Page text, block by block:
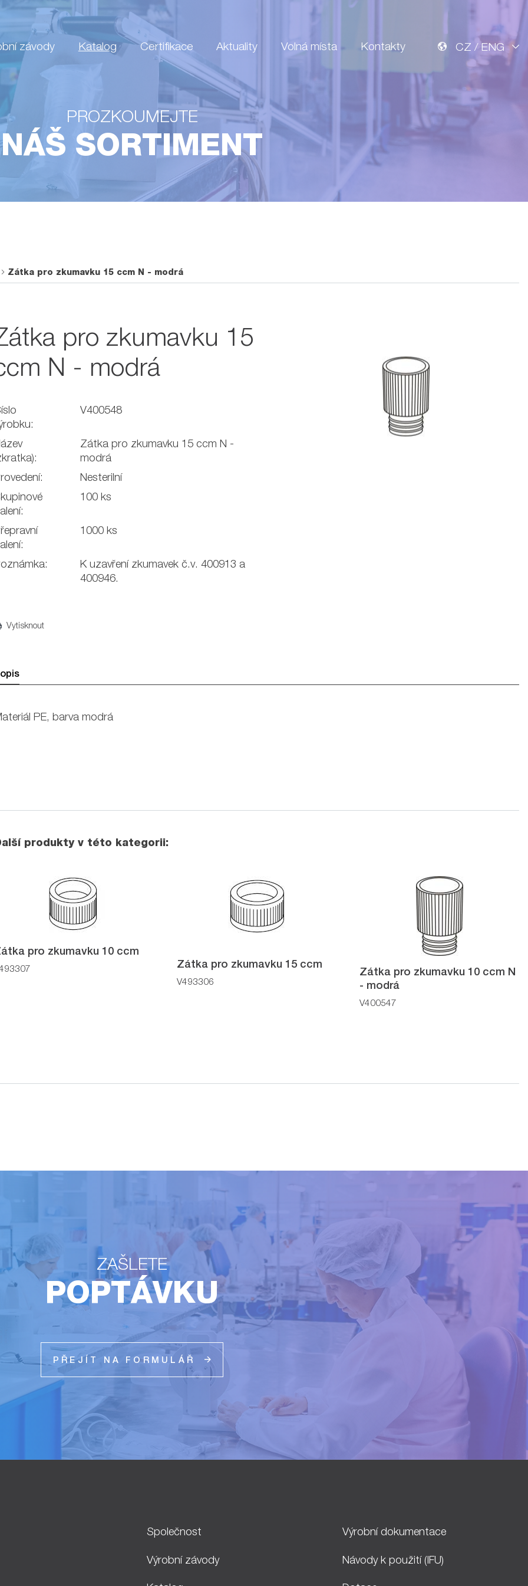
závody Katalog Certifikace Aktuality Volná místa Kontakty CZ / ENG
PROZKOUMEJTE
NÁŠ SORTIMENT
Zátka pro zkumavku 15 ccm N - modrá
pro zkumavku 15
N - modrá
V400548
Zátka pro zkumavku 15 ccm N -
modrá
Nesterilní
100 ks
1000 ks
K uzavření zkumavek č.v. 400913 a
400946.
Vytisknout
PE, barva modrá
produkty v této kategorii:
pro zkumavku 10 ccm
Zátka pro zkumavku 15 ccm
V493306
Zátka pro zkumavku 10 ccm N
- modrá
V400547
ZAŠLETE
POPTÁVKU
PŘEJÍT NA FORMULÁŘ
Společnost
Výrobní závody
Výrobní dokumentace
Návody k použití (IFU)